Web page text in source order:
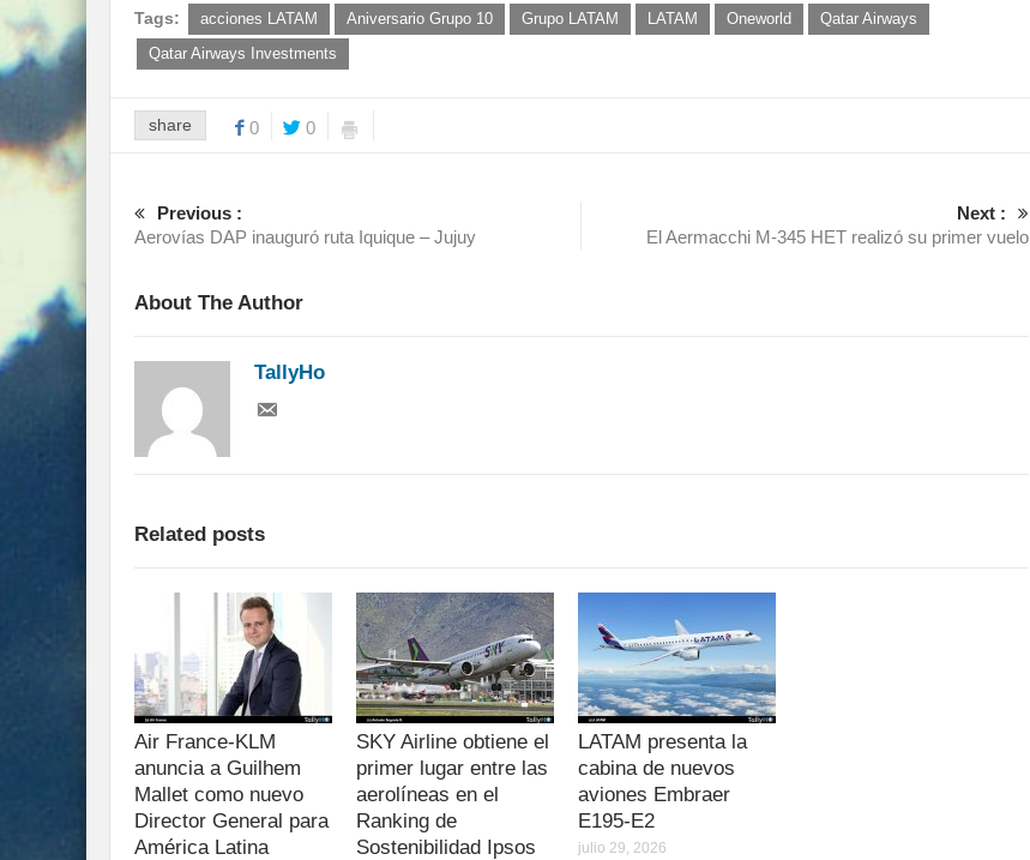
Tags: acciones LATAM Aniversario Grupo 10 Grupo LATAM LATAM Oneworld
Qatar Airways
Qatar Airways Investments
share 0 0
Previous :
Aerovías DAP inauguró ruta Iquique – Jujuy
Next :
El Aermacchi M-345 HET realizó su primer vuelo
About The Author
TallyHo
Related posts
Air France-KLM
anuncia a Guilhem
Mallet como nuevo
Director General para
América Latina
SKY Airline obtiene el
primer lugar entre las
aerolíneas en el
Ranking de
Sostenibilidad Ipsos
LATAM presenta la
cabina de nuevos
aviones Embraer
E195-E2
julio 29, 2026